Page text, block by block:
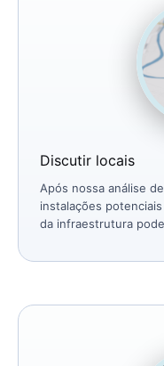
Discutir locais
Após nossa análise
instalações
da infraestrutura